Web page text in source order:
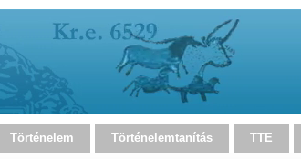
Történelem Történelemtanítás TTE